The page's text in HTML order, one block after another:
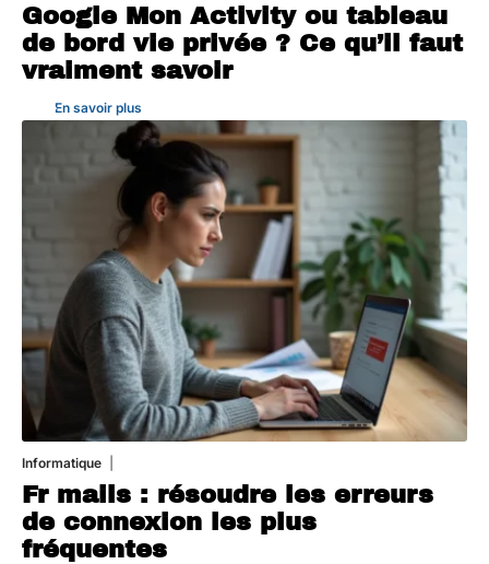
Google Mon Activity ou tableau
de bord vie privée ? Ce qu’il faut
vraiment savoir
En savoir plus
Informatique
Fr mails : résoudre les erreurs
de connexion les plus
fréquentes